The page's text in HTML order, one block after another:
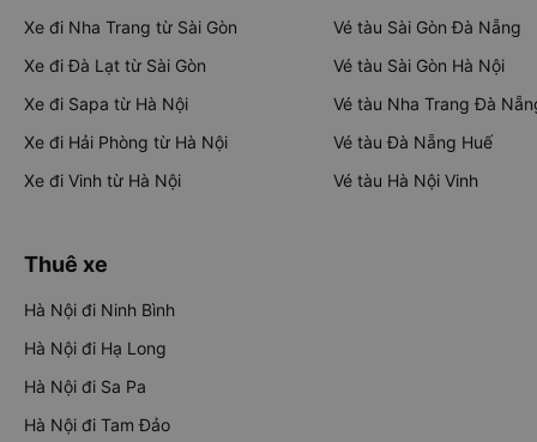
Xe đi Nha Trang từ Sài Gòn
Xe đi Đà Lạt từ Sài Gòn
Xe đi Sapa từ Hà Nội
Xe đi Hải Phòng từ Hà Nội
Xe đi Vinh từ Hà Nội
Vé tàu Sài Gòn Đà Nẵng
Vé tàu Sài Gòn Hà Nội
Vé tàu Nha Trang Đà
Vé tàu Đà Nẵng Huế
Vé tàu Hà Nội Vinh
Thuê xe
Hà Nội đi Ninh Bình
Hà Nội đi Hạ Long
Hà Nội đi Sa Pa
Hà Nội đi Tam Đảo